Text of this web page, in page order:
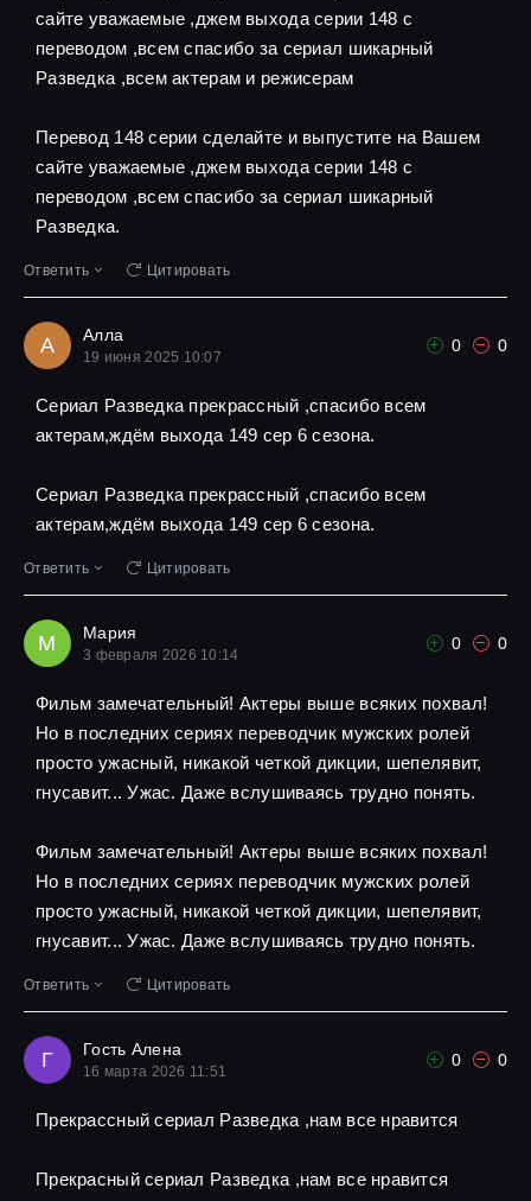
сайте уважаемые ,джем выхода серии 148 с
переводом ,всем спасибо за сериал шикарный
Разведка ,всем актерам и режисерам
Перевод 148 серии сделайте и выпустите на Вашем
сайте уважаемые ,джем выхода серии 148 с
переводом ,всем спасибо за сериал шикарный
Разведка.
Ответить Цитировать
А Алла
19 июня 2025 10:07
0 0
Сериал Разведка прекрассный ,спасибо всем
актерам,ждём выхода 149 сер 6 сезона.
Сериал Разведка прекрассный ,спасибо всем
актерам,ждём выхода 149 сер 6 сезона.
Ответить Цитировать
М Мария
3 февраля 2026 10:14
0 0
Фильм замечательный! Актеры выше всяких похвал!
Но в последних сериях переводчик мужских ролей
просто ужасный, никакой четкой дикции, шепелявит,
гнусавит... Ужас. Даже вслушиваясь трудно понять.
Фильм замечательный! Актеры выше всяких похвал!
Но в последних сериях переводчик мужских ролей
просто ужасный, никакой четкой дикции, шепелявит,
гнусавит... Ужас. Даже вслушиваясь трудно понять.
Ответить Цитировать
Г Гость Алена
16 марта 2026 11:51
0 0
Прекрассный сериал Разведка ,нам все нравится
Прекрасный сериал Разведка ,нам все нравится